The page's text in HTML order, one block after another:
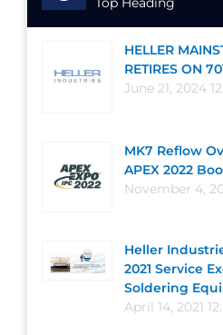
HELLER
RETIRES ON
June 21, 2024
MK7 Reflow
APEX 2022
November 4,
Heller
2021 Service
Soldering
April 14, 2021